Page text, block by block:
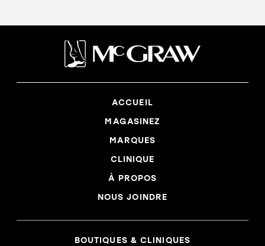
ACCUEIL
MAGASINEZ
MARQUES
CLINIQUE
À PROPOS
NOUS JOINDRE
BOUTIQUES & CLINIQUES